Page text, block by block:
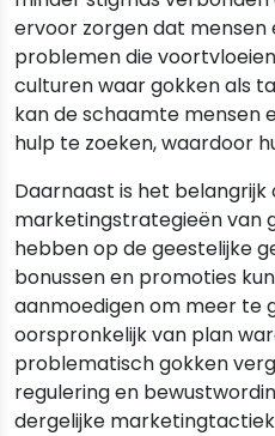
ervoor zorgen dat mensen
problemen die
culturen waar gokken als
kan de schaamte mensen
hulp te zoeken, waardoor
Daarnaast is het
marketingstrategieën van
hebben op de geestelijke
bonussen en promoties
aanmoedigen om meer te
oorspronkelijk van plan
problematisch gokken
regulering en
dergelijke